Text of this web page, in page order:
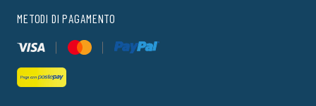
METODI DI PAGAMENTO